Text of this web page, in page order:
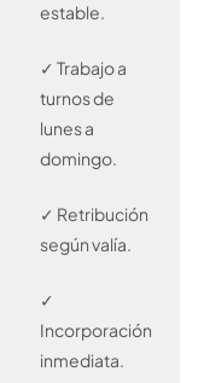
estable.
✓ Trabajo a
turnos de
lunes a
domingo.
✓ Retribución
según valía.
✓
Incorporación
inmediata.